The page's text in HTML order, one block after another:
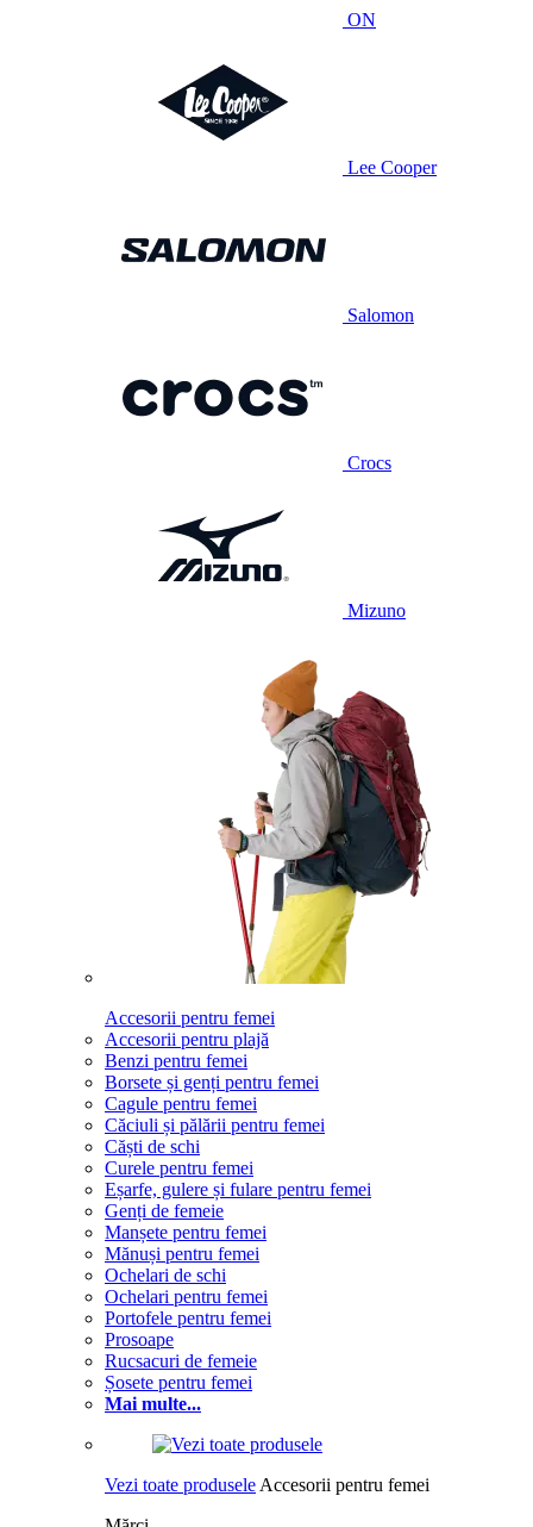
ON
Lee Cooper
Salomon
Crocs
Mizuno
Accesorii pentru femei
Accesorii pentru plajă
Benzi pentru femei
Borsete și genți pentru femei
Cagule pentru femei
Căciuli și pălării pentru femei
Căști de schi
Curele pentru femei
Eșarfe, gulere și fulare pentru femei
Genți de femeie
Manșete pentru femei
Mănuși pentru femei
Ochelari de schi
Ochelari pentru femei
Portofele pentru femei
Prosoape
Rucsacuri de femeie
Șosete pentru femei
Mai multe...
Vezi toate produsele Accesorii pentru femei